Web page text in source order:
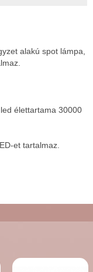
alakú spot lámpa,
élettartama 30000
et tartalmaz.